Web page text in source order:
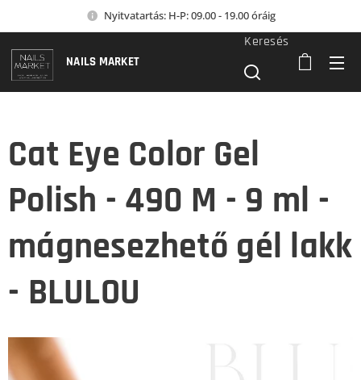
Nyitvatartás: H-P: 09.00 - 19.00 óráig
NAILS MARKET
Keresés
Cat Eye Color Gel
Polish - 490 M - 9 ml -
mágnesezhető gél lakk
- BLULOU